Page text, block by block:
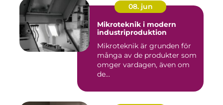
08. jun
Mikroteknik i modern
industriproduktion
Mikroteknik är grunden för
många av de produkter som
omger vardagen, även om
de...